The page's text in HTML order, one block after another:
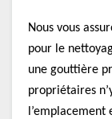
Nous vous
pour le
une gouttière
propriétaires